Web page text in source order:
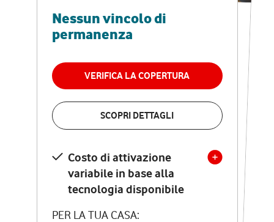
Nessun vincolo di
permanenza
VERIFICA LA COPERTURA
SCOPRI DETTAGLI
Costo di attivazione
variabile in base alla
tecnologia disponibile
PER LA TUA CASA:
RETE FISSA + VODAFONE CLUB
29,95€
permanenza
VERIFICA LA COPERTURA
Costo di attivazione
variabile in base alla
tecnologia disponibile
PER LA TUA CASA: